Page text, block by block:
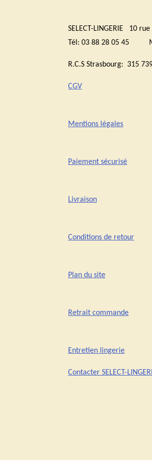
SELECT-LINGERIE 10
Tél: 03 88 28 05 45
R.C.S Strasbourg: 315
CGV
Mentions légales
Paiement sécurisé
Livraison
Conditions de retour
Plan du site
Retrait commande
Entretien lingerie
Contacter SELECT-